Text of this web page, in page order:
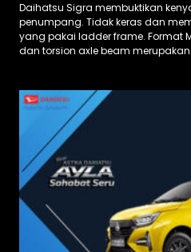
Daihatsu Sigra membuktikan
penumpang. Tidak keras dan
yang pakai ladder frame. Format
dan torsion axle beam merupakan